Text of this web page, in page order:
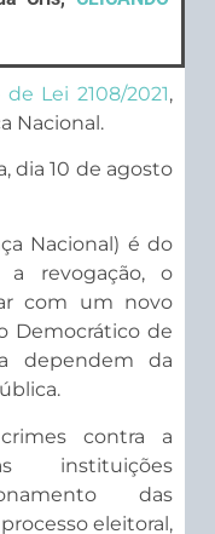
Lei 2108/2021,
Nacional.
dia 10 de agosto
Nacional) é do
a revogação, o
com um novo
Democrático de
dependem da
contra a
instituições
das
eleitoral,